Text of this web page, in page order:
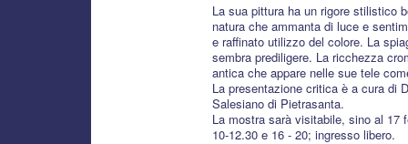
La sua pittura ha un rigore stilistico
natura che ammanta di luce e
e raffinato utilizzo del colore. La
sembra prediligere. La ricchezza
antica che appare nelle sue tele
La presentazione critica è a cura di
Salesiano di Pietrasanta.
La mostra sarà visitabile, sino al 17
10-12.30 e 16 - 20; ingresso libero.